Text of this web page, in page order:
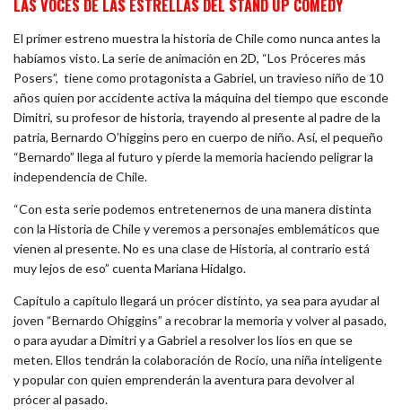
LAS VOCES DE LAS ESTRELLAS DEL STAND UP COMEDY
El primer estreno muestra la historia de Chile como nunca antes la
habíamos visto. La serie de animación en 2D, “Los Próceres más
Posers”, tiene como protagonista a Gabriel, un travieso niño de 10
años quien por accidente activa la máquina del tiempo que esconde
Dimitri, su profesor de historia, trayendo al presente al padre de la
patria, Bernardo O’higgins pero en cuerpo de niño. Así, el pequeño
“Bernardo” llega al futuro y pierde la memoria haciendo peligrar la
independencia de Chile.
“Con esta serie podemos entretenernos de una manera distinta
con la Historia de Chile y veremos a personajes emblemáticos que
vienen al presente. No es una clase de Historia, al contrario está
muy lejos de eso” cuenta Mariana Hidalgo.
Capítulo a capítulo llegará un prócer distinto, ya sea para ayudar al
joven “Bernardo Ohiggins” a recobrar la memoria y volver al pasado,
o para ayudar a Dimitri y a Gabriel a resolver los líos en que se
meten. Ellos tendrán la colaboración de Rocío, una niña inteligente
y popular con quien emprenderán la aventura para devolver al
prócer al pasado.